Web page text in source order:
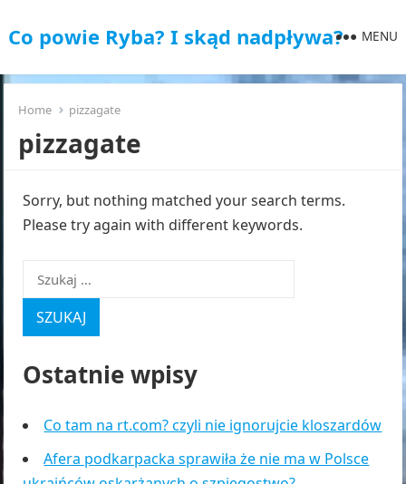
Co powie Ryba? I skąd nadpływa? MENU
Home pizzagate
pizzagate
Sorry, but nothing matched your search terms.
Please try again with different keywords.
Szukaj:
Ostatnie wpisy
Co tam na rt.com? czyli nie ignorujcie kloszardów
Afera podkarpacka sprawiła że nie ma w Polsce